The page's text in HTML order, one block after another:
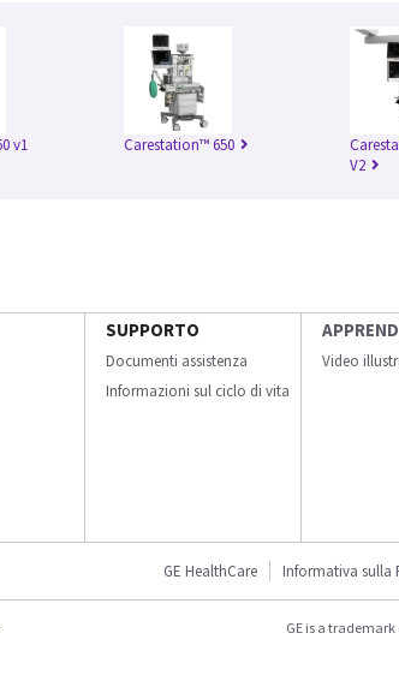
v1 Carestation™ 650
V2
SUPPORTO
Documenti assistenza
Informazioni sul ciclo di vita
Video
GE HealthCare Informativa sulla
GE is a